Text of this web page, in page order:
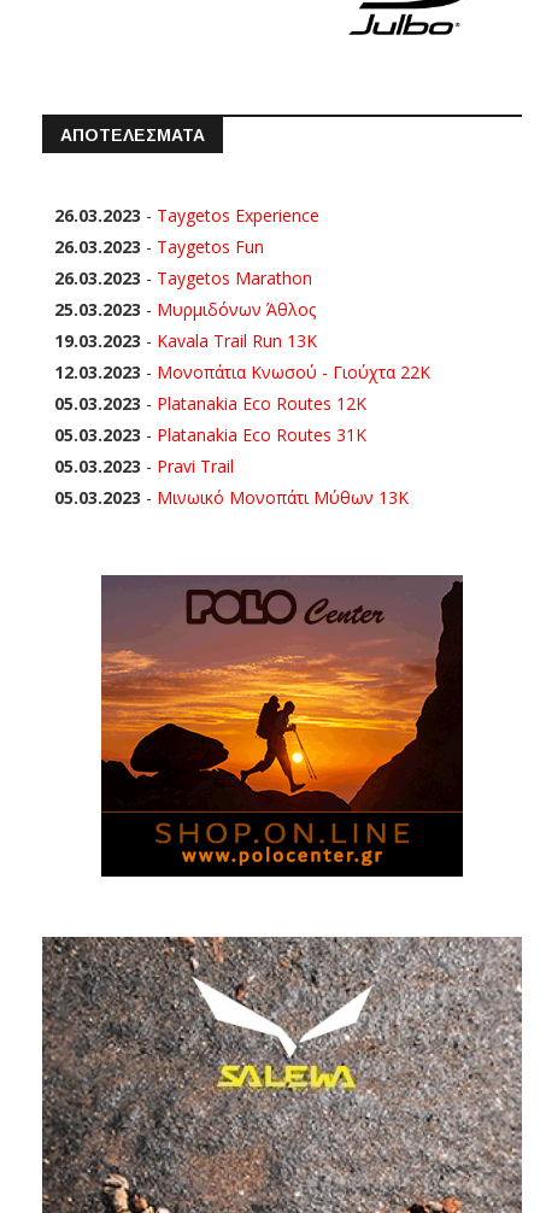
ΑΠΟΤΕΛΕΣΜΑΤΑ
26.03.2023 - Taygetos Experience
26.03.2023 - Taygetos Fun
26.03.2023 - Taygetos Marathon
25.03.2023 - Μυρμιδόνων Άθλος
19.03.2023 - Kavala Trail Run 13K
12.03.2023 - Μονοπάτια Κνωσού - Γιούχτα 22Κ
05.03.2023 - Platanakia Eco Routes 12K
05.03.2023 - Platanakia Eco Routes 31K
05.03.2023 - Pravi Trail
05.03.2023 - Μινωικό Μονοπάτι Μύθων 13Κ